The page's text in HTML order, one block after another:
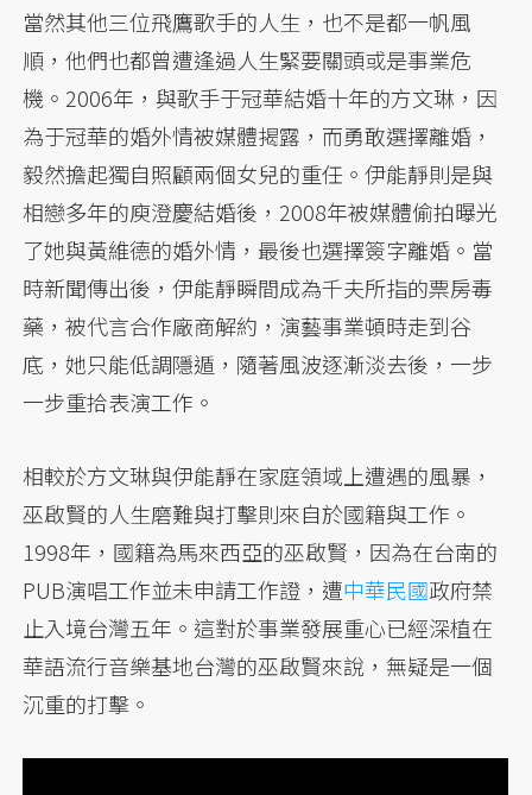
當然其他三位飛鷹歌手的人生，也不是都一帆風
順，他們也都曾遭逢過人生緊要關頭或是事業危
機。2006年，與歌手于冠華結婚十年的方文琳，因
為于冠華的婚外情被媒體揭露，而勇敢選擇離婚，
毅然擔起獨自照顧兩個女兒的重任。伊能靜則是與
相戀多年的庾澄慶結婚後，2008年被媒體偷拍曝光
了她與黃維德的婚外情，最後也選擇簽字離婚。當
時新聞傳出後，伊能靜瞬間成為千夫所指的票房毒
藥，被代言合作廠商解約，演藝事業頓時走到谷
底，她只能低調隱遁，隨著風波逐漸淡去後，一步
一步重拾表演工作。
相較於方文琳與伊能靜在家庭領域上遭遇的風暴，
巫啟賢的人生磨難與打擊則來自於國籍與工作。
1998年，國籍為馬來西亞的巫啟賢，因為在台南的
PUB演唱工作並未申請工作證，遭中華民國政府禁
止入境台灣五年。這對於事業發展重心已經深植在
華語流行音樂基地台灣的巫啟賢來說，無疑是一個
沉重的打擊。